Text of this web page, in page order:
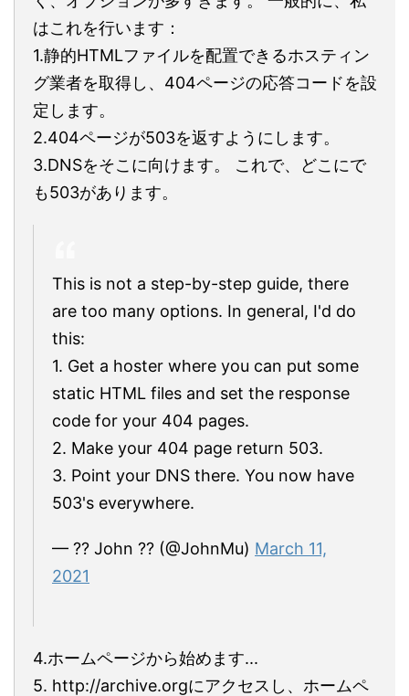
はこれを行います：
1.静的HTMLファイルを配置できるホスティン
グ業者を取得し、404ページの応答コードを設
定します。
2.404ページが503を返すようにします。
3.DNSをそこに向けます。 これで、どこにで
も503があります。
This is not a step-by-step guide, there
are too many options. In general, I'd do
this:
1. Get a hoster where you can put some
static HTML files and set the response
code for your 404 pages.
2. Make your 404 page return 503.
3. Point your DNS there. You now have
503's everywhere.
— ?? John ?? (@JohnMu) March 11,
2021
4.ホームページから始めます...
5. http://archive.orgにアクセスし、ホームペ